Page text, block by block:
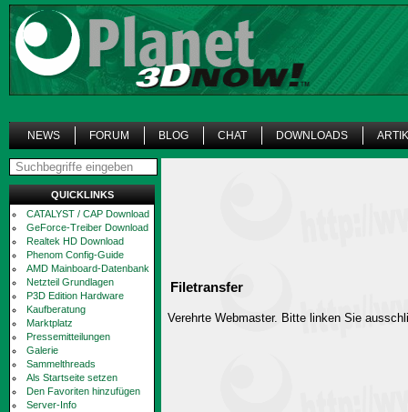
NEWS FORUM BLOG CHAT DOWNLOADS
QUICKLINKS
CATALYST / CAP Download
GeForce-Treiber Download
Realtek HD Download
Phenom Config-Guide
AMD Mainboard-Datenbank
Netzteil Grundlagen
P3D Edition Hardware
Kaufberatung
Marktplatz
Pressemitteilungen
Galerie
Sammelthreads
Als Startseite setzen
Den Favoriten hinzufügen
Server-Info
Filetransfer
Verehrte Webmaster. Bitte linken Sie